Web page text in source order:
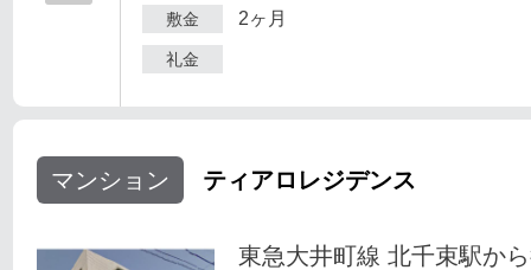
敷金 2ヶ月
礼金
マンション ティアロレジデンス
東急大井町線 北千束駅か